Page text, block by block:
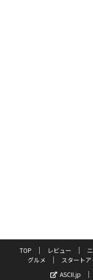
TOP レビュー
グルメ
スタートア
ASCII.jp